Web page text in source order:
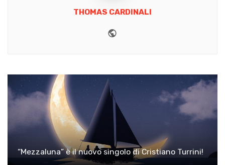
THOMAS CARDINALI
“Mezzaluna” è il nuovo singolo di Cristiano Turrini!